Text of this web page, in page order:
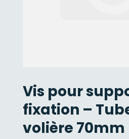
Vis pour
fixation –
volière 70mm